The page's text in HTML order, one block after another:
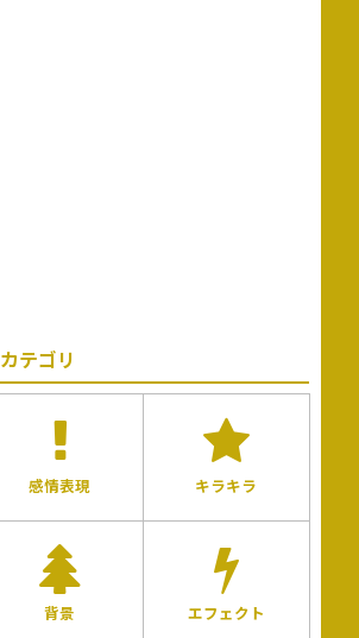
カテゴリ
感情表現 キラキラ
背景 エフェクト